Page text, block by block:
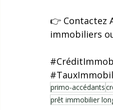
👉 Contactez
immobiliers
primo-accédants
prêt immobilier